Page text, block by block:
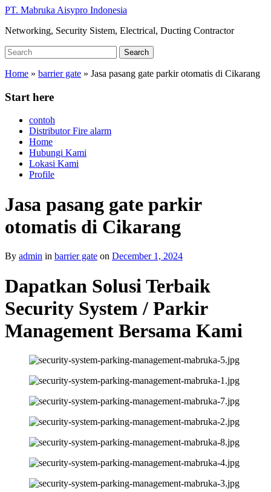
Skip
main
PT. Mabruka Aisypro Indonesia
Networking, Security Sistem, Electrical, Ducting Contractor
Search
for:
Search
Home » barrier gate » Jasa pasang gate parkir otomatis di Cikarang
Start here
contoh
Distributor Fire alarm
Home
Hubungi Kami
Lokasi Kami
Profile
Jasa pasang gate parkir
otomatis di Cikarang
By admin in barrier gate on December 1, 2024
Dapatkan Solusi Terbaik
Security System / Parkir
Management Bersama Kami